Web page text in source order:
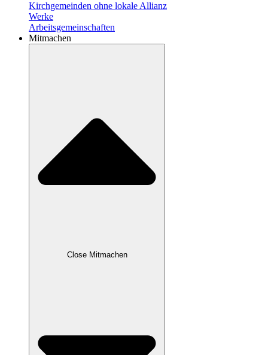
Kirchgemeinden ohne lokale Allianz
Werke
Arbeitsgemeinschaften
Mitmachen
Close Mitmachen